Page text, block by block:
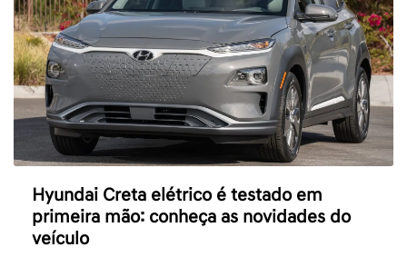
Hyundai Creta elétrico é testado em
primeira mão: conheça as novidades do
veículo